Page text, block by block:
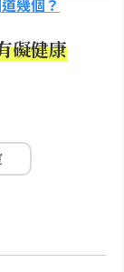
幾個？
礙健康